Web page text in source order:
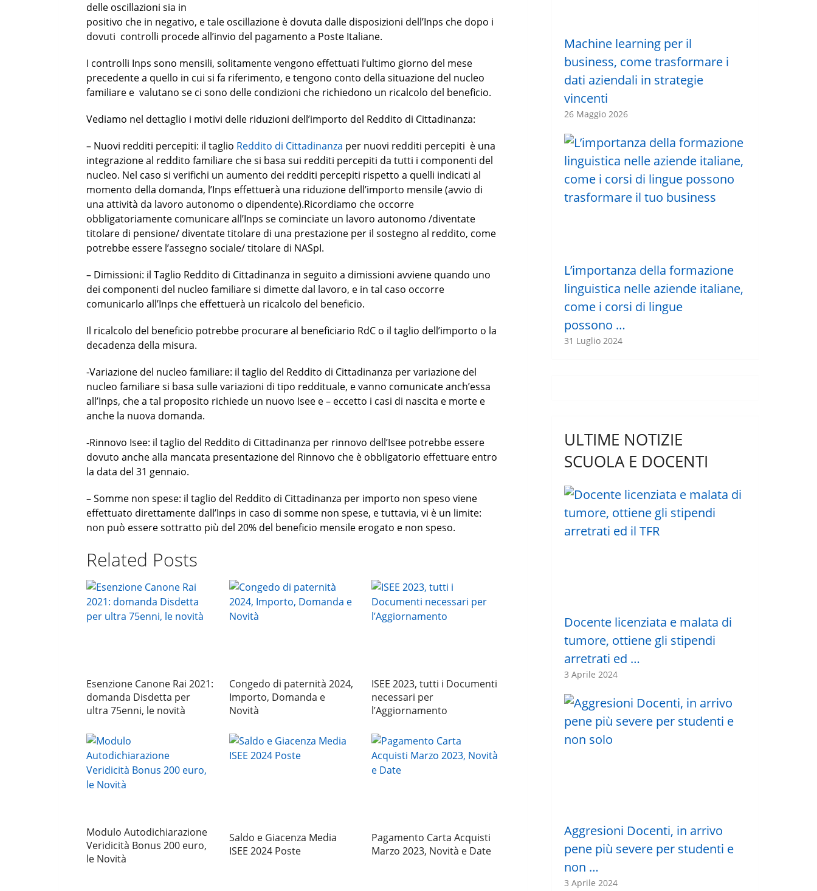
delle oscillazioni sia in
positivo che in negativo, e tale oscillazione è dovuta dalle disposizioni dell’Inps che dopo i
dovuti controlli procede all’invio del pagamento a Poste Italiane.
I controlli Inps sono mensili, solitamente vengono effettuati l’ultimo giorno del mese
precedente a quello in cui si fa riferimento, e tengono conto della situazione del nucleo
familiare e valutano se ci sono delle condizioni che richiedono un ricalcolo del beneficio.
Vediamo nel dettaglio i motivi delle riduzioni dell’importo del Reddito di Cittadinanza:
– Nuovi redditi percepiti: il taglio Reddito di Cittadinanza per nuovi redditi percepiti è una
integrazione al reddito familiare che si basa sui redditi percepiti da tutti i componenti del
nucleo. Nel caso si verifichi un aumento dei redditi percepiti rispetto a quelli indicati al
momento della domanda, l’Inps effettuerà una riduzione dell’importo mensile (avvio di
una attività da lavoro autonomo o dipendente).Ricordiamo che occorre
obbligatoriamente comunicare all’Inps se cominciate un lavoro autonomo /diventate
titolare di pensione/ diventate titolare di una prestazione per il sostegno al reddito, come
potrebbe essere l’assegno sociale/ titolare di NASpI.
– Dimissioni: il Taglio Reddito di Cittadinanza in seguito a dimissioni avviene quando uno
dei componenti del nucleo familiare si dimette dal lavoro, e in tal caso occorre
comunicarlo all’Inps che effettuerà un ricalcolo del beneficio.
Il ricalcolo del beneficio potrebbe procurare al beneficiario RdC o il taglio dell’importo o la
decadenza della misura.
-Variazione del nucleo familiare: il taglio del Reddito di Cittadinanza per variazione del
nucleo familiare si basa sulle variazioni di tipo reddituale, e vanno comunicate anch’essa
all’Inps, che a tal proposito richiede un nuovo Isee e – eccetto i casi di nascita e morte e
anche la nuova domanda.
-Rinnovo Isee: il taglio del Reddito di Cittadinanza per rinnovo dell’Isee potrebbe essere
dovuto anche alla mancata presentazione del Rinnovo che è obbligatorio effettuare entro
la data del 31 gennaio.
– Somme non spese: il taglio del Reddito di Cittadinanza per importo non speso viene
effettuato direttamente dall’Inps in caso di somme non spese, e tuttavia, vi è un limite:
non può essere sottratto più del 20% del beneficio mensile erogato e non speso.
Related Posts
Esenzione Canone Rai 2021:
domanda Disdetta per
ultra 75enni, le novità
Congedo di paternità 2024,
Importo, Domanda e
Novità
ISEE 2023, tutti i Documenti
necessari per
l’Aggiornamento
Modulo Autodichiarazione
Veridicità Bonus 200 euro,
le Novità
Saldo e Giacenza Media
ISEE 2024 Poste
Pagamento Carta Acquisti
Marzo 2023, Novità e Date
Machine learning per il
business, come trasformare i
dati aziendali in strategie
vincenti
26 Maggio 2026
L’importanza della formazione
linguistica nelle aziende italiane,
come i corsi di lingue
possono …
31 Luglio 2024
ULTIME NOTIZIE
SCUOLA E DOCENTI
Docente licenziata e malata di
tumore, ottiene gli stipendi
arretrati ed …
3 Aprile 2024
Aggresioni Docenti, in arrivo
pene più severe per studenti e
non …
3 Aprile 2024